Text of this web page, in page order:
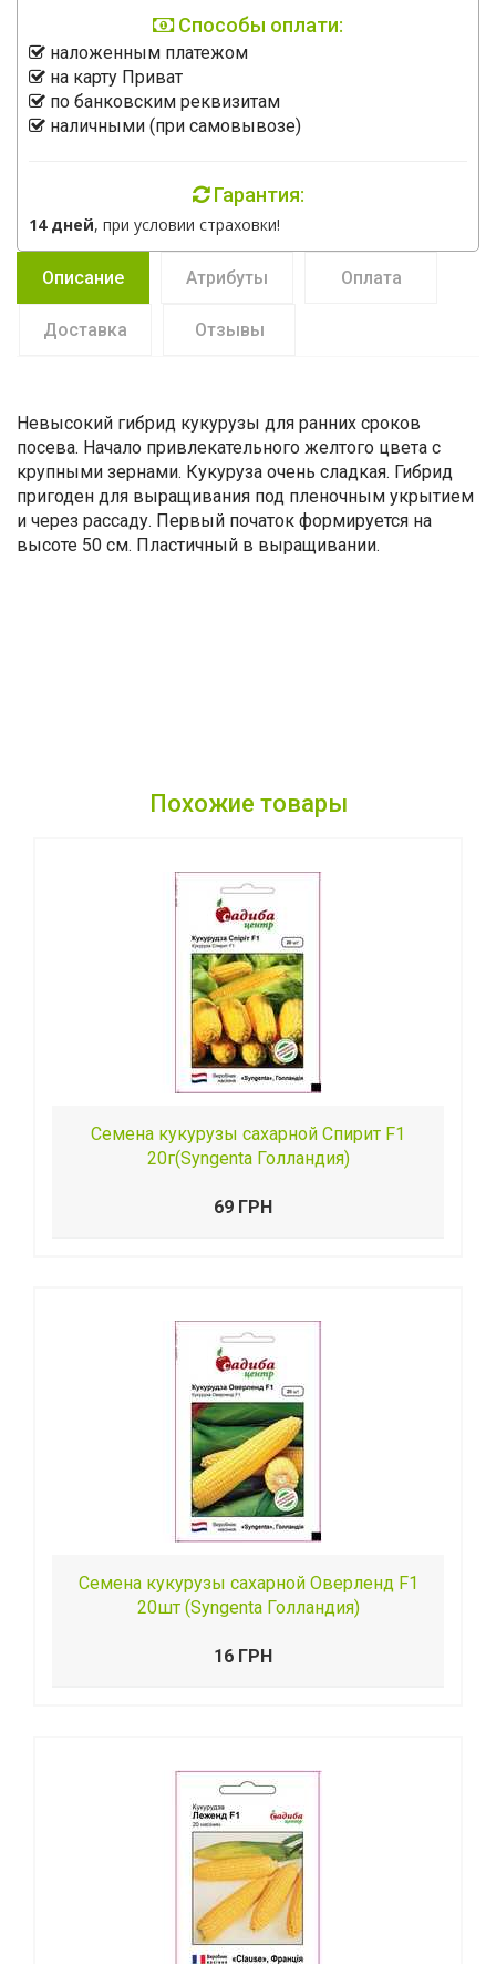
Способы оплати:
наложенным платежом
на карту Приват
по банковским реквизитам
наличными (при самовывозе)
Гарантия:
14 дней, при условии страховки!
Описание Атрибуты Оплата
Доставка Отзывы
Невысокий гибрид кукурузы для ранних сроков
посева. Начало привлекательного желтого цвета с
крупными зернами. Кукуруза очень сладкая. Гибрид
пригоден для выращивания под пленочным укрытием
и через рассаду. Первый початок формируется на
высоте 50 см. Пластичный в выращивании.
Похожие товары
Семена кукурузы сахарной Спирит F1
20г(Syngenta Голландия)
69 ГРН
Семена кукурузы сахарной Оверленд F1
20шт (Syngenta Голландия)
16 ГРН